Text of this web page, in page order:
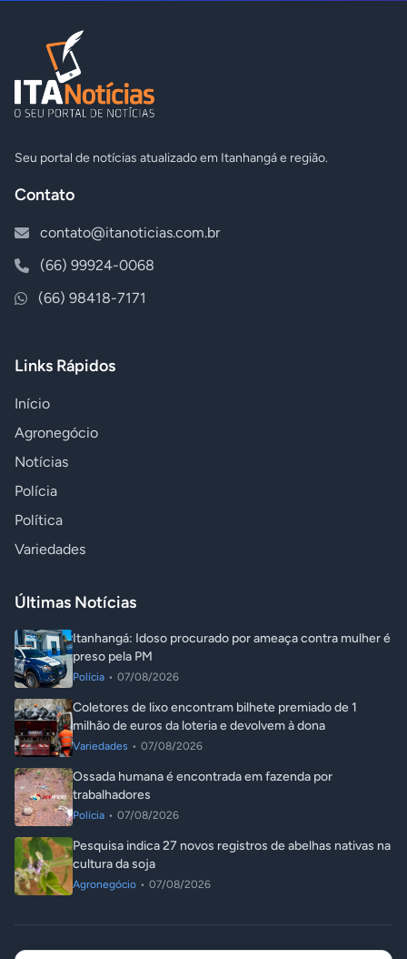
Seu portal de notícias atualizado em Itanhangá e região.
Contato
contato@itanoticias.com.br
(66) 99924-0068
(66) 98418-7171
Links Rápidos
Início
Agronegócio
Notícias
Polícia
Política
Variedades
Últimas Notícias
Itanhangá: Idoso procurado por ameaça contra mulher é
preso pela PM
Polícia • 07/08/2026
Coletores de lixo encontram bilhete premiado de 1
milhão de euros da loteria e devolvem à dona
Variedades • 07/08/2026
Ossada humana é encontrada em fazenda por
trabalhadores
Polícia • 07/08/2026
Pesquisa indica 27 novos registros de abelhas nativas na
cultura da soja
Agronegócio • 07/08/2026